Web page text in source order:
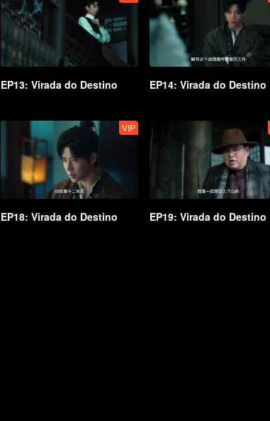
EP13: Virada do Destino EP14: Virada do Destino
VIP
EP18: Virada do Destino EP19: Virada do Destino